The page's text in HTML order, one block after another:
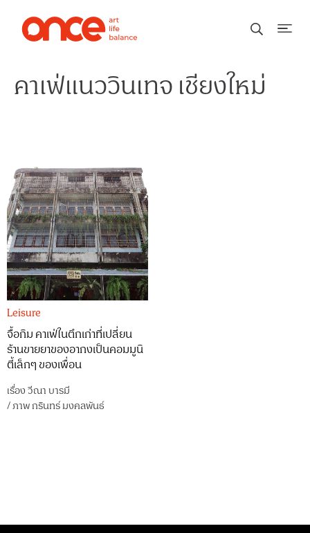
คาเฟ่แนววินเทจ เชียงใหม่
Leisure
จื้อกิม คาเฟ่ในตึกเก่าที่เปลี่ยน
ร้านขายยาของอากงเป็นคอมมูนิ
ตี้เล็กๆ ของเพื่อน
เรื่องวีณา บารมี
/ภาพกรินทร์ มงคลพันธ์